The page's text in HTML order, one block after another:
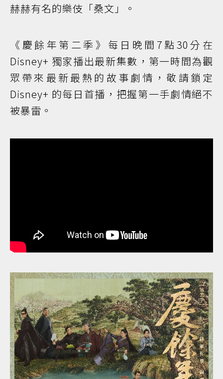
赫赫有名的樂伎「桑文」。
《慶餘年第二季》每日晚間7點30分在
Disney+ 獨家播出最新集數，第一時間為觀
眾帶來最新最熱的故事劇情，敬請鎖定
Disney+ 的每日首播，把握第一手劇情絕不
被暴雷。